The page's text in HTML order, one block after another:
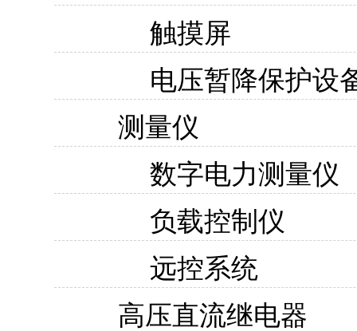
触摸屏
电压暂降保护设
测量仪
数字电力测量仪
负载控制仪
远控系统
高压直流继电器